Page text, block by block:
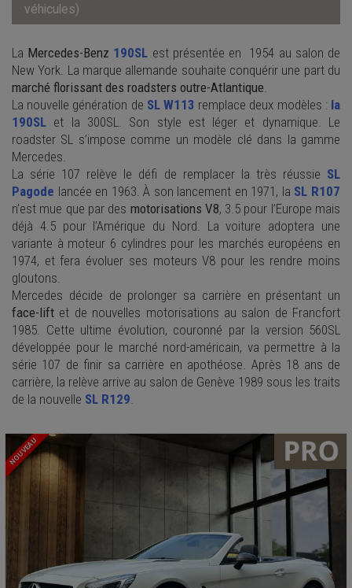
véhicules)
La Mercedes-Benz 190SL est présentée en 1954 au salon de
New York. La marque allemande souhaite conquérir une part du
marché florissant des roadsters outre-Atlantique
La nouvelle génération de SL W113 remplace deux modèles : la
190SL et la 300SL. Son style est léger et dynamique. Le
roadster SL s’impose comme un modèle clé dans la gamme
Mercedes.
La série 107 relève le défi de remplacer la très réussie SL
Pagode lancée en 1963. À son lancement en 1971, la SL R107
n’est mue que par des motorisations V8, 3.5 pour l’Europe mais
déjà 4.5 pour l’Amérique du Nord. La voiture adoptera une
variante à moteur 6 cylindres pour les marchés européens en
1974, et fera évoluer ses moteurs V8 pour les rendre moins
gloutons.
Mercedes décide de prolonger sa carrière en présentant un
face-lift et de nouvelles motorisations au salon de Francfort
1985. Cette ultime évolution, couronné par la version 560SL
développée pour le marché nord-américain, va permettre à la
série 107 de finir sa carrière en apothéose . Après 18 ans de
carrière, la relève arrive au salon de Genève 1989 sous les traits
de la nouvelle SL R129
NOUVEAU